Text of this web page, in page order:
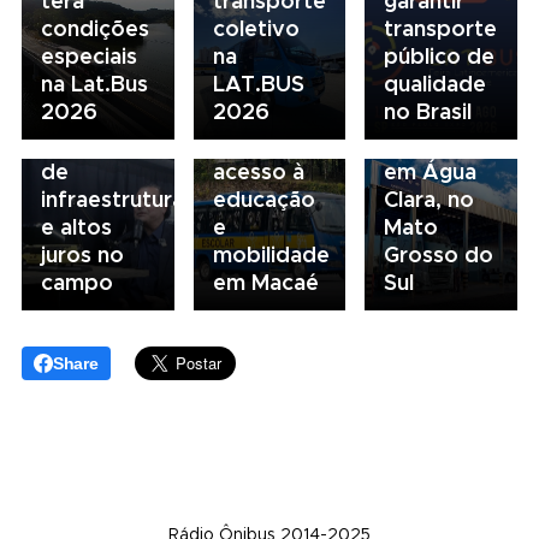
condições
especiais
na Lat.Bus
2026
coletivo
na
LAT.BUS
2026
transporte
público de
qualidade
no Brasil
05/08/2026
Presidente
da FAESP
alerta para
gargalos
de
infraestrutura
e altos
juros no
campo
04/08/2026
Renovação
da frota
escolar
fortalece
acesso à
educação
e
mobilidade
em Macaé
03/08/2026
Volvo
inaugura
concessionária
em Água
Clara, no
Mato
Grosso do
Sul
Share
Rádio Ônibus 2014-2025